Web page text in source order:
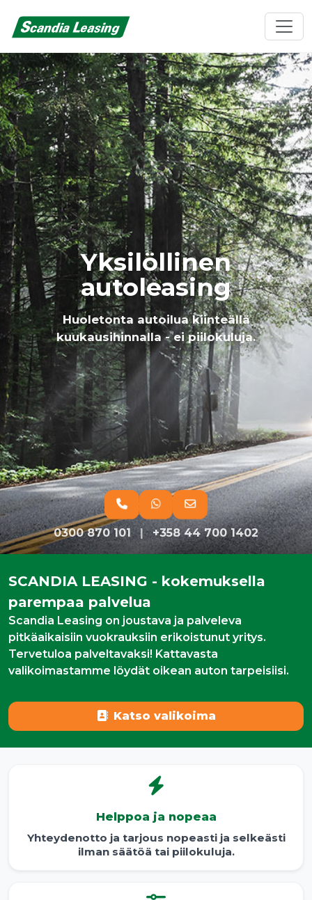
Yksilöllinen
autoleasing
Huoletonta autoilua kiinteällä
kuukausihinnalla - ei piilokuluja.
0300 870 101 | +358 44 700 1402
SCANDIA LEASING - kokemuksella
parempaa palvelua
Scandia Leasing on joustava ja palveleva
pitkäaikaisiin vuokrauksiin erikoistunut yritys.
Tervetuloa palveltavaksi! Kattavasta
valikoimastamme löydät oikean auton tarpeisiisi.
Katso valikoima
Helppoa ja nopeaa
Yhteydenotto ja tarjous nopeasti ja selkeästi
ilman säätöä tai piilokuluja.